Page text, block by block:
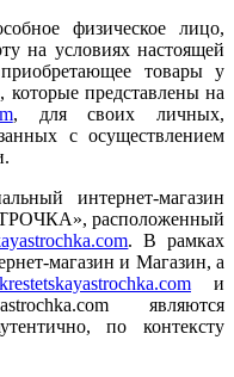
физическое лицо,
на условиях настоящей
товары у
представлены на
, для своих личных,
с осуществлением
интернет-магазин
расположенный
. В рамках
магазин и Магазин, а
и
являются
по контексту